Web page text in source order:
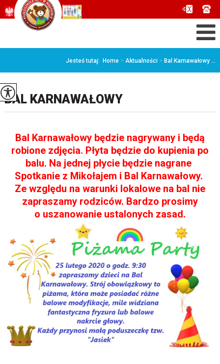
Jesteś tutaj: Home > Aktualności > Bal Karnawałowy ...
BAL KARNAWAŁOWY
Bal Karnawałowy będzie nagrywany i będą
robione zdjęcia. Płyta będzie do kupienia po
balu. Na jednej płycie będzie nagrane
Spotkanie z Mikołajem i Bal Karnawałowy.
Ze względu na warunki lokalowe na bal nie
zapraszamy rodziców. Bardzo prosimy
o uszanowanie ustalonych zasad.